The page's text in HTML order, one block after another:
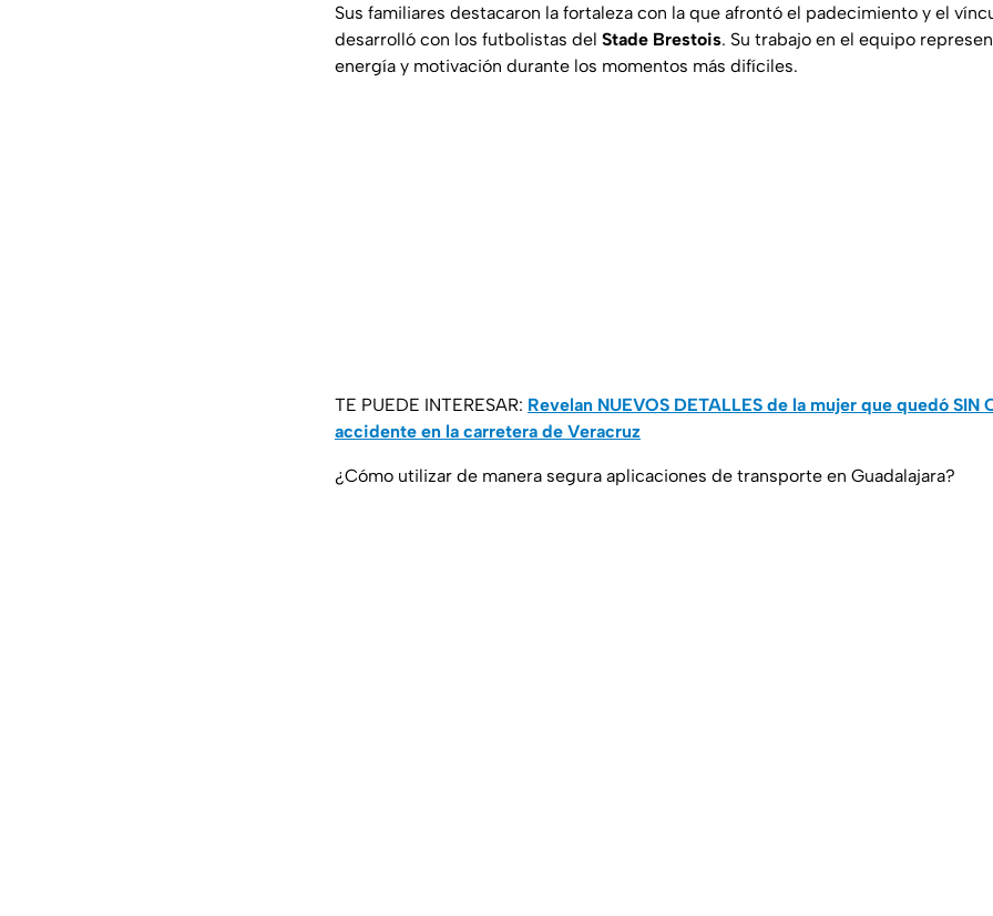
Sus familiares destacaron la fortaleza con la que afrontó el padecimiento y el
desarrolló con los futbolistas del Stade Brestois. Su trabajo en el equipo
energía y motivación durante los momentos más difíciles.
TE PUEDE INTERESAR: Revelan NUEVOS DETALLES de la mujer que quedó SIN
accidente en la carretera de Veracruz
¿Cómo utilizar de manera segura aplicaciones de transporte en Guadalajara?